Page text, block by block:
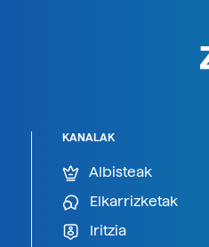
KANALAK
Albisteak
Elkarrizketak
Iritzia